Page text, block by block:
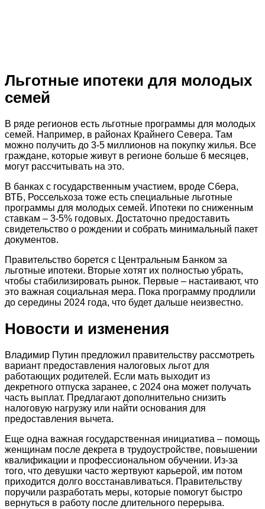
Льготные ипотеки для молодых
семей
В ряде регионов есть льготные программы для молодых
семей. Например, в районах Крайнего Севера. Там
можно получить до 3-5 миллионов на покупку жилья. Все
граждане, которые живут в регионе больше 6 месяцев,
могут рассчитывать на это.
В банках с государственным участием, вроде Сбера,
ВТБ, Россельхоза тоже есть специальные льготные
программы для молодых семей. Ипотеки по сниженным
ставкам – 3-5% годовых. Достаточно предоставить
свидетельство о рождении и собрать минимальный пакет
документов.
Правительство борется с Центральным Банком за
льготные ипотеки. Вторые хотят их полностью убрать,
чтобы стабилизировать рынок. Первые – настаивают, что
это важная социальная мера. Пока программу продлили
до середины 2024 года, что будет дальше неизвестно.
Новости и изменения
Владимир Путин предложил правительству рассмотреть
вариант предоставления налоговых льгот для
работающих родителей. Если мать выходит из
декретного отпуска заранее, с 2024 она может получать
часть выплат. Предлагают дополнительно снизить
налоговую нагрузку или найти основания для
предоставления вычета.
Еще одна важная государственная инициатива – помощь
женщинам после декрета в трудоустройстве, повышении
квалификации и профессиональном обучении. Из-за
того, что девушки часто жертвуют карьерой, им потом
приходится долго восстанавливаться. Правительству
поручили разработать меры, которые помогут быстро
вернуться в работу после длительного перерыва.